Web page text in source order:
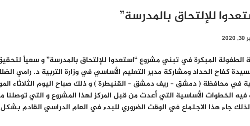
للإلتحاق بالمدرسة”
الطفولة المبكرة في تبني مشروع “استعدوا للإلتحاق بالمدرسة” و سعياً
كفاح الحداد ومشاركة مدير التعليم الأساسي في وزارة التربية د. رامي
محافظة ( دمشق – ريف دمشق – القنيطرة ) و ذلك صباح اليوم الثلاثاء الموافق ل 30/4/2019 م
فيه الخطوات الأساسية التي أعدت من قبل المركز لهذا المشروع و التي
لذلك جاء هذا الاجتماع في الوقت الضروري للبدء في العام الدراسي